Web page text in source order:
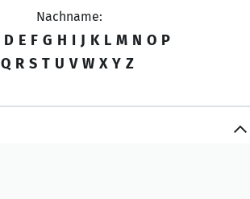
Nachname:
D E F G H I J K L M N O P
Q R S T U V W X Y Z